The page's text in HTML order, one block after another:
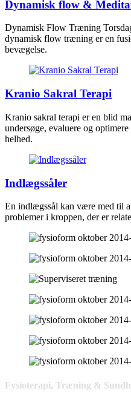
Dynamisk flow &
Dynamisk Flow Træning
dynamisk flow træning er en
bevægelse.
Kranio Sakral Terapi
Kranio sakral terapi er en blid
undersøge, evaluere og
helhed.
Indlægssåler
En indlægssål kan være med til
problemer i kroppen, der er
Fysioterapi, Træning &